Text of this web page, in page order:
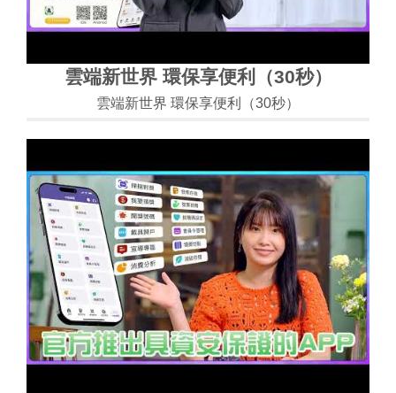
雲端新世界 環保享便利（30秒）
雲端新世界 環保享便利（30秒）